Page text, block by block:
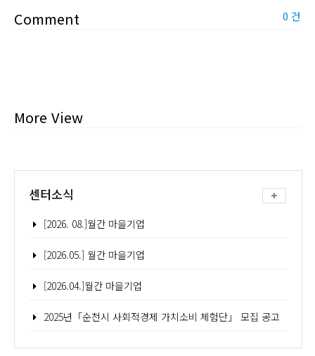
Comment 0 건
More View
센터소식
[2026. 08.]월간 마을기업
[2026.05.] 월간 마을기업
[2026.04.]월간 마을기업
2025년「순천시 사회적경제 가치소비 체험단」 모집 공고